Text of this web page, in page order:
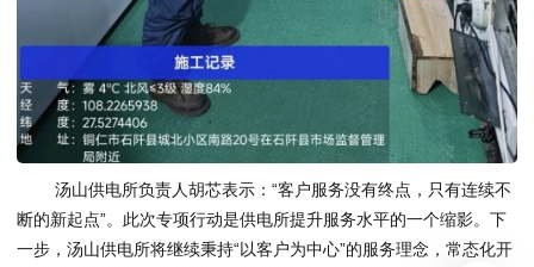
汤山供电所负责人胡芯表示：“客户服务没有终点，只有连续不
断的新起点”。此次专项行动是供电所提升服务水平的一个缩影。下
一步，汤山供电所将继续秉持“以客户为中心”的服务理念，常态化开